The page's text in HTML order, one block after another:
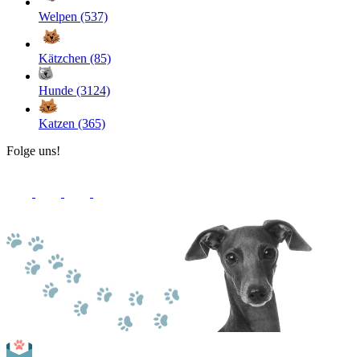
Welpen (537)
Kätzchen (85)
Hunde (3124)
Katzen (365)
Folge uns!